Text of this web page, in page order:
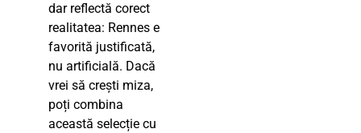
dar reflectă corect
realitatea: Rennes e
favorită justificată,
nu artificială. Dacă
vrei să crești miza,
poți combina
această selecție cu